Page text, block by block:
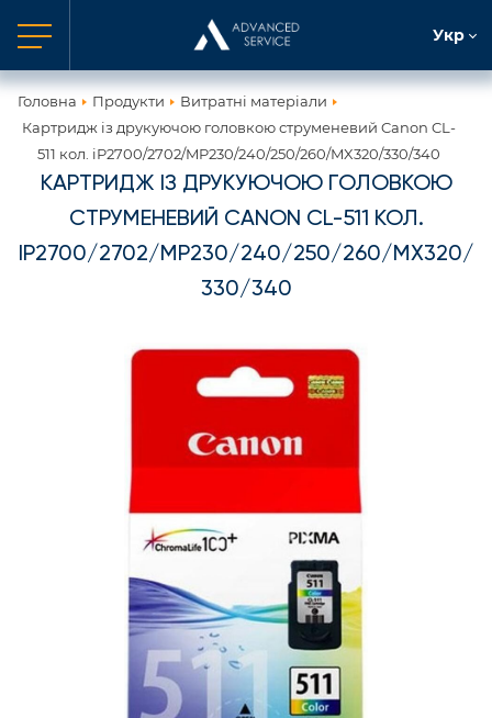
Укр
Головна Продукти
Витратні матеріали
Картридж із друкуючою головкою струменевий Canon CL-
511 кол. iP2700/2702/MP230/240/250/260/MX320/330/340
КАРТРИДЖ ІЗ ДРУКУЮЧОЮ ГОЛОВКОЮ
СТРУМЕНЕВИЙ CANON CL-511 КОЛ.
IP2700/2702/MP230/240/250/260/MX320/
330/340